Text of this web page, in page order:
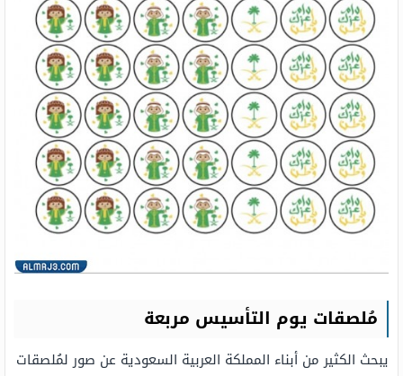
مُلصقات يوم التأسيس مربعة
يبحث الكثير من أبناء المملكة العربية السعودية عن صور لمُلصقات